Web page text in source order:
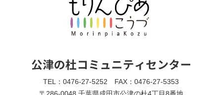
TEL：0476-27-5252 FAX：0476-27-5353
〒286-0048 千葉県成田市公津の杜4丁目8番地